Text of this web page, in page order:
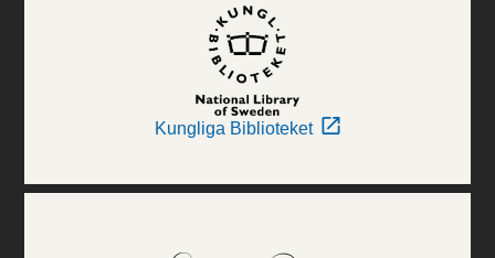
Kungliga Biblioteket